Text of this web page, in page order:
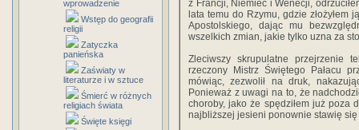
wprowadzenie
Wstęp do geografii
religii
Zatyczka
panieńska
Zaświaty w
literaturze i w sztuce
Śmierć w różnych
religiach świata
Święte księgi
z Francji, Niemiec i Wenecji,
lata temu do Rzymu, gdzie złożyłem
Apostolskiego, dając mu
wszelkich zmian, jakie tylko uzna za
Zleciwszy skrupulatne przejrzenie
rzeczony Mistrz Świętego Pałacu
mówiąc, zezwolił na druk,
Ponieważ z uwagi na to, że
choroby, jako że spędziłem już poza
najbliższej jesieni ponownie stawię się